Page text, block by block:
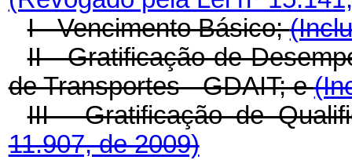
I - Vencimento Básico;
II - Gratificação de
de Transportes - GDAIT; e
III - Gratificação de
11.907, de 2009)